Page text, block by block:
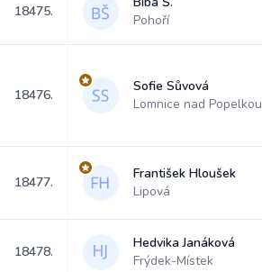
18475.
Pohoří
18476.
Sofie Sůvová
Lomnice nad Popelkou
18477.
František Hloušek
Lipová
18478.
Hedvika Janáková
Frýdek-Místek